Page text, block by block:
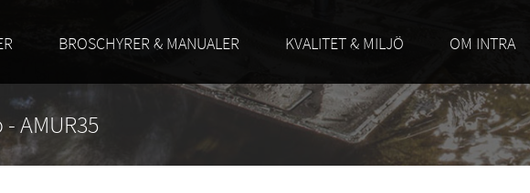
BROSCHYRER & MANUALER KVALITET & MILJÖ OM INTRA
AMUR35